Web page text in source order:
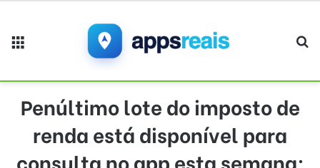
Penúltimo lote do imposto de
renda está disponível para
consulta no app esta semana;